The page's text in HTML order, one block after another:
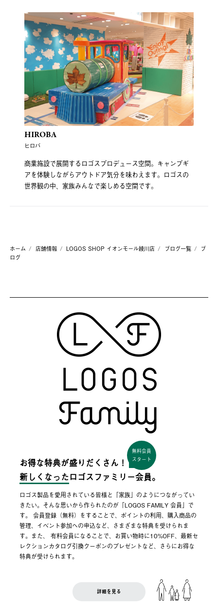
HIROBA
ヒロバ
商業施設で展開するロゴスプロデュース空間。キャンプギ
アを体験しながらアウトドア気分を味わえます。ロゴスの
世界観の中、家族みんなで楽しめる空間です。
ホーム 店舗情報 LOGOS SHOP イオンモール綾川店 ブログ一覧
ブ
ログ
お得な特典が盛りだくさん！
無料会員
スタート
新しくなった ロゴスファミリー会員。
ロゴス製品を愛用されている皆様と「家族」のようにつながってい
きたい。そんな思いから作られたのが「LOGOS FAMILY 会員」で
す。 会員登録（無料）をすることで、ポイントの利用、購入商品の
管理、イベント参加への申込など、さまざまな特典を受けられま
す。また、 有料会員になることで、お買い物時に10%OFF、最新セ
レクションカタログ引換クーポンのプレゼントなど、さらにお得な
特典が受けられます。
詳細を見る